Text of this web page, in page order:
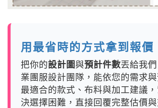
用最省時的方式拿到報價
把你的設計圖與預計件數丟給我
業團服設計團隊，能依您的需求
最適合的款式、布料與加工建議
決選擇困難，直接回覆完整估價與